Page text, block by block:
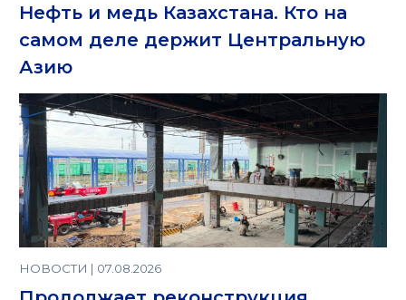
Нефть и медь Казахстана. Кто на
самом деле держит Центральную
Азию
НОВОСТИ | 07.08.2026